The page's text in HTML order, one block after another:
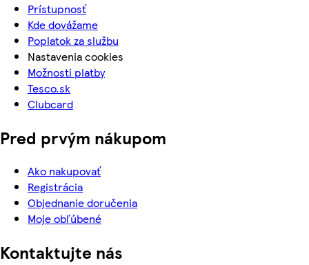
Prístupnosť
Kde dovážame
Poplatok za službu
Nastavenia cookies
Možnosti platby
Tesco.sk
Clubcard
Pred prvým nákupom
Ako nakupovať
Registrácia
Objednanie doručenia
Moje obľúbené
Kontaktujte nás